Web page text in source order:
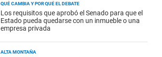
QUÉ CAMBIA Y POR QUÉ EL DEBATE
Los requisitos que aprobó el Senado para que el
Estado pueda quedarse con un inmueble o una
empresa privada
ALTA MONTAÑA